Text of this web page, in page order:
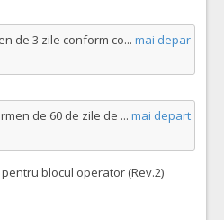
de 3 zile conform co... mai depar
de 60 de zile de ... mai depart
blocul operator (Rev.2)